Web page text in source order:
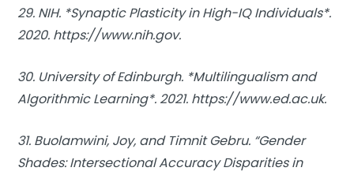
29. NIH. *Synaptic Plasticity in High-IQ Individuals*.
2020. https://www.nih.gov.
30. University of Edinburgh. *Multilingualism and
Algorithmic Learning*. 2021. https://www.ed.ac.uk.
31. Buolamwini, Joy, and Timnit Gebru. “Gender
Shades: Intersectional Accuracy Disparities in